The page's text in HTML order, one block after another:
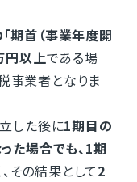
期首（事業年度開
円以上である場
事業者となりま
した後に1期目の
た場合でも、1期
、その結果として2